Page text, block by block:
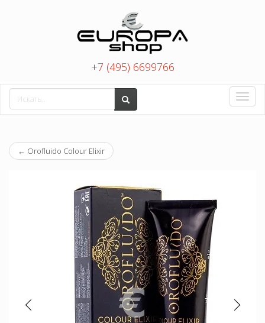
+7 (495) 6699766
Toggle
← Orofluido Colour Elixir